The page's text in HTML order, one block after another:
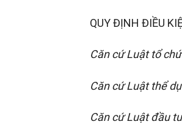
QUY ĐỊNH ĐIỀU
Căn cứ Luật tổ
Căn cứ Luật thể
Căn cứ Luật đầu